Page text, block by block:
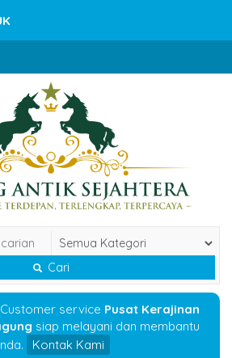
Cari
Customer service Pusat Kerajinan
siap melayani dan membantu
Kontak Kami